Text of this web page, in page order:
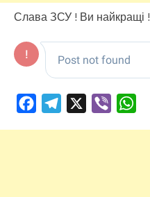
Слава ЗСУ ! Ви найкращі !
FacebookTelegram Viber